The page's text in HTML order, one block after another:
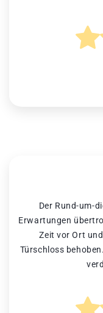
Der Rund-um-
Erwartungen
Zeit vor Ort
Türschloss